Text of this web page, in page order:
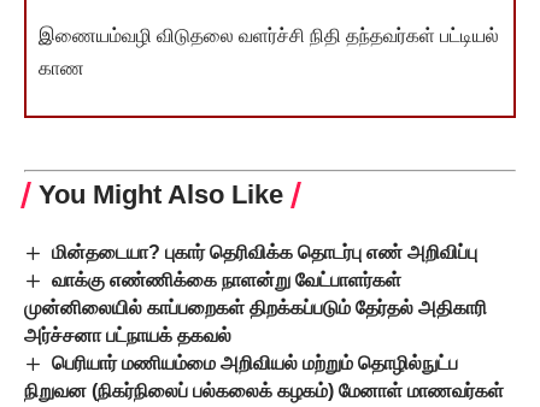
இணையம்வழி விடுதலை வளர்ச்சி நிதி தந்தவர்கள் பட்டியல்
காண
You Might Also Like
மின்தடையா? புகார் தெரிவிக்க தொடர்பு எண் அறிவிப்பு
வாக்கு எண்ணிக்கை நாளன்று வேட்பாளர்கள்
முன்னிலையில் காப்பறைகள் திறக்கப்படும் தேர்தல் அதிகாரி
அர்ச்சனா பட்நாயக் தகவல்
பெரியார் மணியம்மை அறிவியல் மற்றும் தொழில்நுட்ப
நிறுவன (நிகர்நிலைப் பல்கலைக் கழகம்) மேனாள் மாணவர்கள்